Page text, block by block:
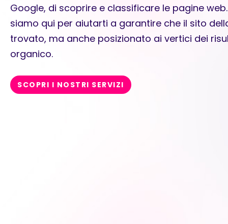
Google, di scoprire e classificare le pagine
siamo qui per aiutarti a garantire che il sito
trovato, ma anche posizionato ai vertici dei
organico.
SCOPRI I NOSTRI SERVIZI